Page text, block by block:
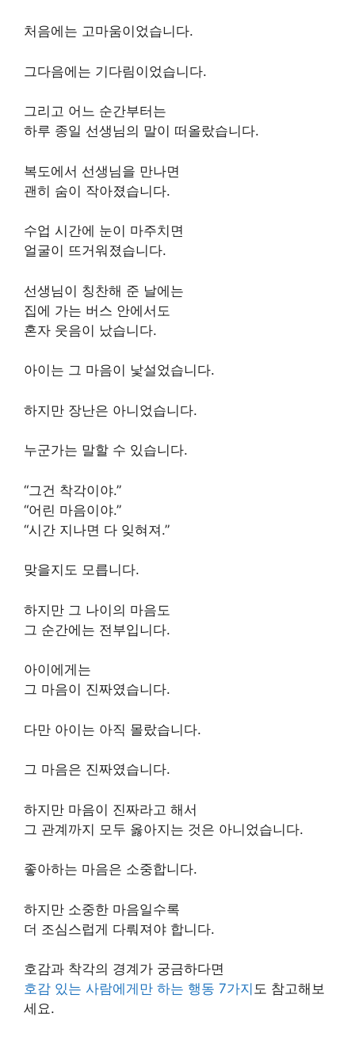
처음에는 고마움이었습니다.
그다음에는 기다림이었습니다.
그리고 어느 순간부터는
하루 종일 선생님의 말이 떠올랐습니다.
복도에서 선생님을 만나면
괜히 숨이 작아졌습니다.
수업 시간에 눈이 마주치면
얼굴이 뜨거워졌습니다.
선생님이 칭찬해 준 날에는
집에 가는 버스 안에서도
혼자 웃음이 났습니다.
아이는 그 마음이 낯설었습니다.
하지만 장난은 아니었습니다.
누군가는 말할 수 있습니다.
“그건 착각이야.”
“어린 마음이야.”
“시간 지나면 다 잊혀져.”
맞을지도 모릅니다.
하지만 그 나이의 마음도
그 순간에는 전부입니다.
아이에게는
그 마음이 진짜였습니다.
다만 아이는 아직 몰랐습니다.
그 마음은 진짜였습니다.
하지만 마음이 진짜라고 해서
그 관계까지 모두 옳아지는 것은 아니었습니다.
좋아하는 마음은 소중합니다.
하지만 소중한 마음일수록
더 조심스럽게 다뤄져야 합니다.
호감과 착각의 경계가 궁금하다면
호감 있는 사람에게만 하는 행동 7가지 도 참고해보
세요.